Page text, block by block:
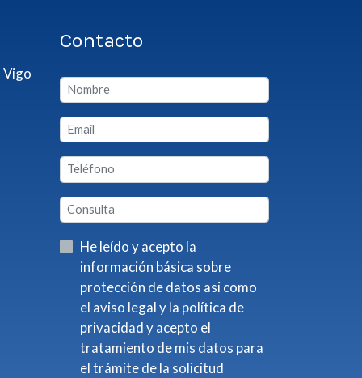
Vigo
Contacto
He leído y acepto la
información básica sobre
protección de datos asi como
el aviso legal y la política de
privacidad y acepto el
tratamiento de mis datos para
el trámite de la solicitud